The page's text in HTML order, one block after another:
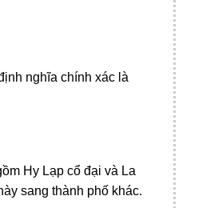
nghĩa chính xác là
Hy Lạp cổ đại và La
sang thành phố khác.